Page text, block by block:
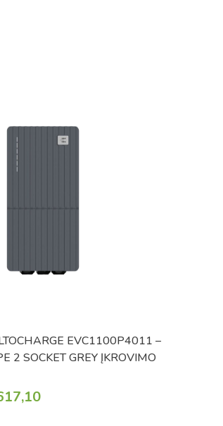
EVC1100P4011 –
2 SOCKET GREY ĮKROVIMO
CURRENT